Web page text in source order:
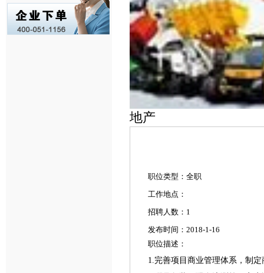
地产
职位类型：全职
工作地点：
招聘人数：1
发布时间：2018-1-16
职位描述：
1.完善项目商业管理体系，制